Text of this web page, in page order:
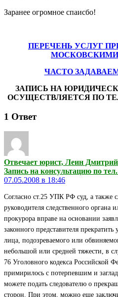
Заранее огромное спаисбо!
ПЕРЕЧЕНЬ УСЛУГ
ЧАСТО
ЗАПИСЬ НА
ОСУЩЕСТВЛЯЕТСЯ ПО
1 Ответ
Отвечает юрист, Леин
Запись на консультацию по
07.05.2008 в 18:46
Согласно ст.25 УПК РФ суд, а также
руководителя следственного органа
прокурора вправе на основании
законного представителя
лица, подозреваемого или
небольшой или средней тяжести, в
76 Уголовного кодекса Российской
примирилось с потерпевшим и
можете подать следователю о
сторон. При этом, можно еще